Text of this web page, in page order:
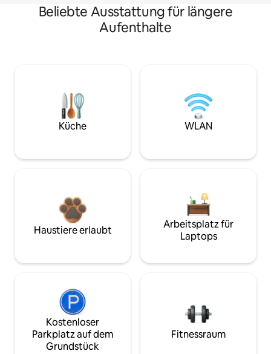
Beliebte Ausstattung für längere
Aufenthalte
Küche WLAN
Haustiere erlaubt
Arbeitsplatz für
Laptops
Kostenloser
Parkplatz auf dem
Grundstück
Fitnessraum